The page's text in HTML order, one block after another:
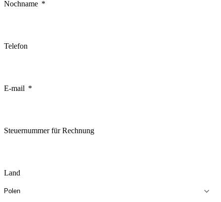
Nochname
Telefon
E-mail
Steuernummer für Rechnung
Land